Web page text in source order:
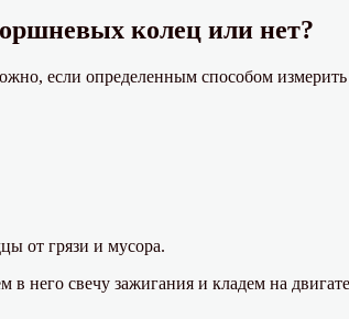
колец или нет?
если определенным способом
от грязи и мусора.
него свечу зажигания и кладем на